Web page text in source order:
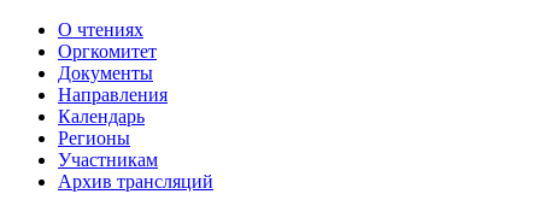
О чтениях
Оргкомитет
Документы
Направления
Календарь
Регионы
Участникам
Архив трансляций